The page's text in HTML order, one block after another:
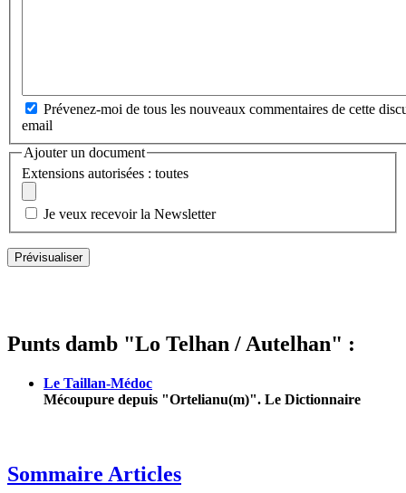
Prévenez-moi de tous les nouveaux commentaires de cette
email
Ajouter un document
Extensions autorisées : toutes
Je veux recevoir la Newsletter
Punts damb "Lo Telhan / Autelhan" :
Le Taillan-Médoc
Mécoupure depuis "Ortelianu(m)". Le Dictionnaire
Sommaire Articles